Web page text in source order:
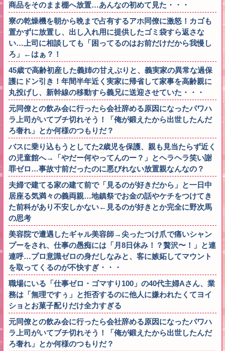
商品をそのまま棚へ放置…あんなの初めて見た・・・
寮の乾燥機を朝から晩まで占有するアホ同僚に激怒！カゴも
置かずに放置し、出し入れ用に提供したゴミ袋すら返さな
い…上司に相談しても「困ってるのはお前だけだから我慢し
ろ」←はぁ？！
45歳で高齢初産した義姉の甘えぶりと、義実家の異常な過保
護にドン引き！年間半年近く実家に帰省して家事を高齢親に
丸投げし、新幹線の移動すら義兄に送迎させていた・・・
元同僚との飲み会に行ったら会社辞める原因になったパワハ
ラ上司がいてブチ切れそう！「俺が鍛えたから出世したんだ
ろ奢れ」とか何様のつもりだ？
バスに乗り込もうとしてた2歳児を保護、親も見当たらず近く
の児童館へ→「やだー何やってんのー？」とヘラヘラ笑い謝
罪ゼロ…事故寸前だったのに悪びれない放置親なんなの？
夫婦で建てる家の建て前で「見るのが好きだから」と一日中
居座る気満々の義両親…地鎮祭でお金の話やケチをつけてき
た前科があり不安しかない←見るのが好きとか完全に野次馬
の思考
美容院で遭遇したギャル美容師→尖ったつけ爪で痛いシャン
プーをされ、仕事の愚痴には「月8日休み！？贅沢〜！」と連
連呼…プロ意識ゼロの身だしなみと、客に嫉妬してマウント
を取ってくるのが不快すぎ・・・
職場にいる「仕事ゼロ・ゴマすり100」の40代主婦Aさん、業
務は「無理ですぅ」と拒否するのに他人に嫌われたくてヨイ
ショとお菓子配りだけ全力すぎる
元同僚との飲み会に行ったら会社辞める原因になったパワハ
ラ上司がいてブチ切れそう！「俺が鍛えたから出世したんだ
ろ奢れ」とか何様のつもりだ？